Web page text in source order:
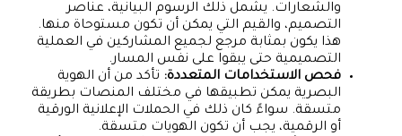
والشعارات. يشمل ذلك الرسوم البيانية، عناصر
التصميم، والقيم التي يمكن أن تكون مستوحاة منها.
هذا يكون بمثابة مرجع لجميع المشاركين في العملية
التصميمية حتى يبقوا على نفس المسار.
فحص الاستخدامات المتعددة: تأكد من أن الهوية
البصرية يمكن تطبيقها في مختلف المنصات بطريقة
متسقة. سواءً كان ذلك في الحملات الإعلانية الورقية
أو الرقمية، يجب أن تكون الهويات متسقة.